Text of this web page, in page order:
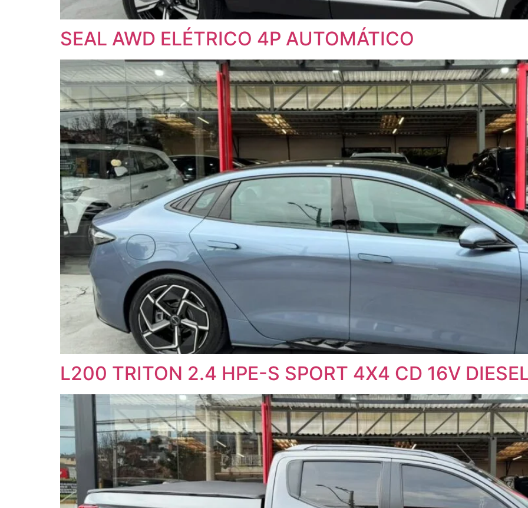
SEAL AWD ELÉTRICO 4P AUTOMÁTICO
L200 TRITON 2.4 HPE-S SPORT 4X4 CD 16V